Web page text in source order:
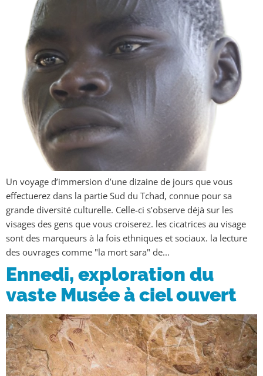
Un voyage d’immersion d’une dizaine de jours que vous
effectuerez dans la partie Sud du Tchad, connue pour sa
grande diversité culturelle. Celle-ci s’observe déjà sur les
visages des gens que vous croiserez. les cicatrices au visage
sont des marqueurs à la fois ethniques et sociaux. la lecture
des ouvrages comme "la mort sara" de...
Ennedi, exploration du
vaste Musée à ciel ouvert